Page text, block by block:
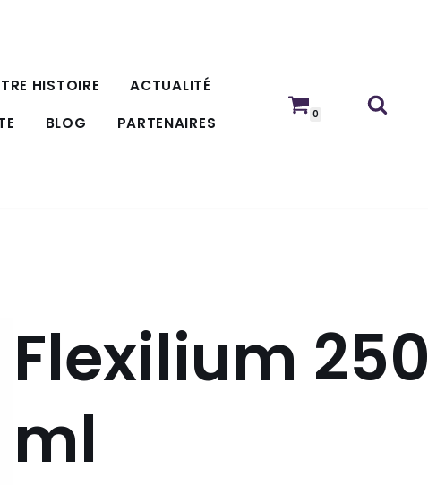
HISTOIRE
ACTUALITÉ
BLOG PARTENAIRES 0
Flexilium 250
ml